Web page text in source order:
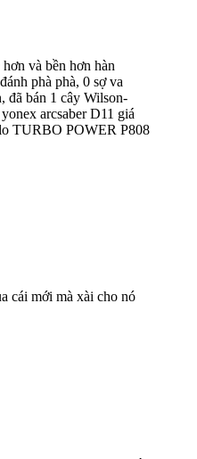
và bền hơn hàn
phà phà, 0 sợ va
đã bán 1 cây Wilson-
arcsaber D11 giá
TURBO POWER P808
cái mới mà xài cho nó